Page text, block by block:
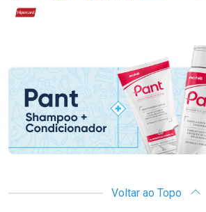
Hipercard
Voltar ao Topo